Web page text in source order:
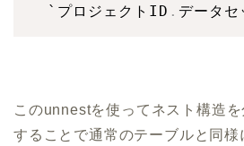
  `プロジェクトID
. データセ
このunnestを使ってネスト構造
することで通常のテーブルと同様